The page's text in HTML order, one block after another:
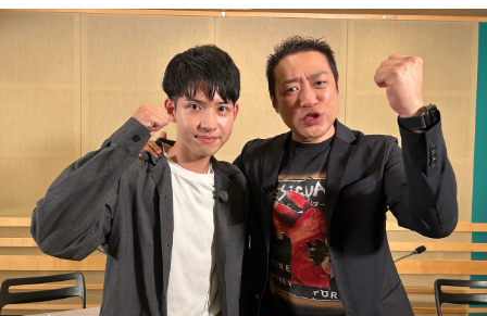
イベント・グッズ